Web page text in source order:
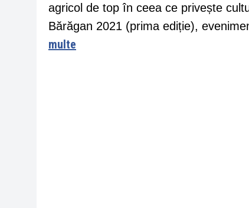
agricol de top în ceea ce privește
Bărăgan 2021 (prima ediție),
multe